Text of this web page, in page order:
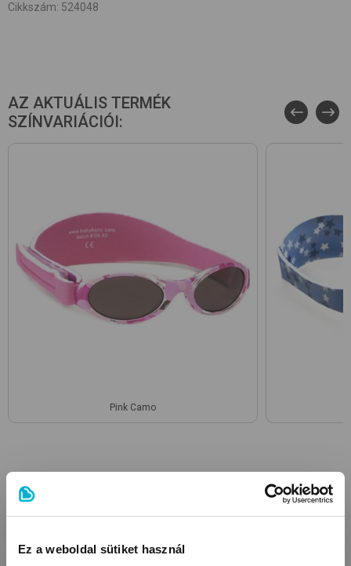
Ez a weboldal sütiket használ
Cikkszám: 524048
AZ AKTUÁLIS TERMÉK
SZÍNVARIÁCIÓI:
Pink Camo
LEÍRÁS ÉS TULAJDONSÁGOK